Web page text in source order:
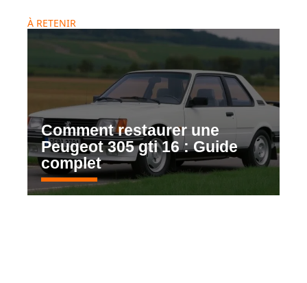
À RETENIR
Comment restaurer une
Peugeot 305 gti 16 : Guide
complet